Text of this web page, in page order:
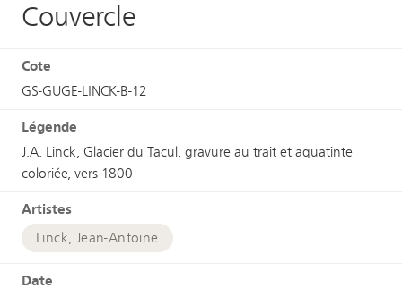
Couvercle
Cote
GS-GUGE-LINCK-B-12
Légende
J.A. Linck, Glacier du Tacul, gravure au trait et aquatinte
coloriée, vers 1800
Artistes
Linck, Jean-Antoine
Date